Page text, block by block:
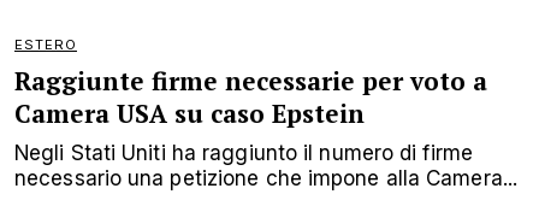
ESTERO
Raggiunte firme necessarie per voto a
Camera USA su caso Epstein
Negli Stati Uniti ha raggiunto il numero di firme
necessario una petizione che impone alla Camera...